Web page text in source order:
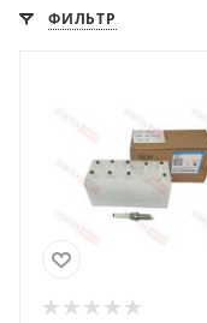
ФИЛЬТР